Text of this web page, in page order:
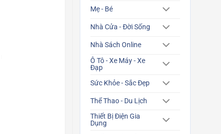
Mẹ - Bé
Nhà Cửa - Đời Sống
Nhà Sách Online
Ô Tô - Xe Máy - Xe
Đạp
Sức Khỏe - Sắc Đẹp
Thể Thao - Du Lịch
Thiết Bị Điện Gia
Dụng